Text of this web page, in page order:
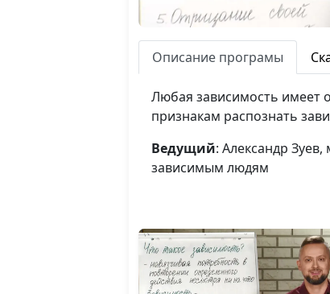
Описание програмы
Любая зависимость имеет
признакам распознать
Ведущий: Александр
зависимым людям